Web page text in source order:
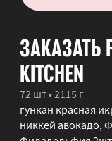
ЗАКАЗАТЬ
KITCHEN
72 шт • 2115 г
гункан красная
никкей авокадо,